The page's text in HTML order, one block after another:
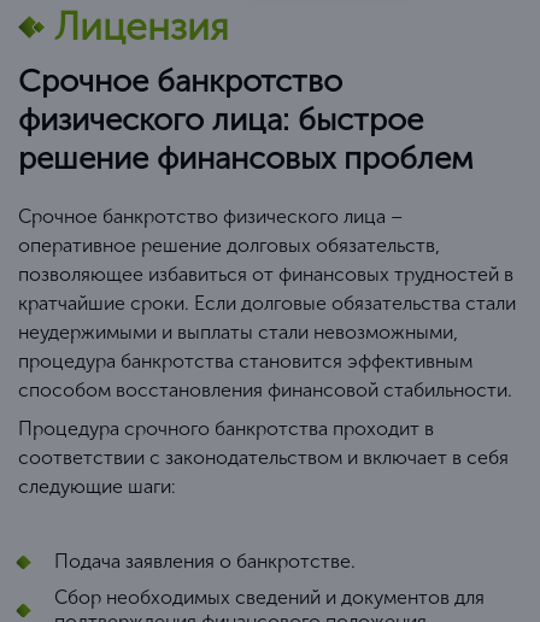
Лицензия
Срочное банкротство
физического лица: быстрое
решение финансовых проблем
Срочное банкротство физического лица –
оперативное решение долговых обязательств,
позволяющее избавиться от финансовых трудностей в
кратчайшие сроки. Если долговые обязательства стали
неудержимыми и выплаты стали невозможными,
процедура банкротства становится эффективным
способом восстановления финансовой стабильности.
Процедура срочного банкротства проходит в
соответствии с законодательством и включает в себя
следующие шаги:
Подача заявления о банкротстве.
Сбор необходимых сведений и документов для